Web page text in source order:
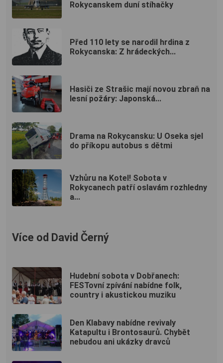
Rokycanskem duní stíhačky
Před 110 lety se narodil hrdina z
Rokycanska: Z hrádeckých...
Hasiči ze Strašic mají novou zbraň na
lesní požáry: Japonská...
Drama na Rokycansku: U Oseka sjel
do příkopu autobus s dětmi
Vzhůru na Kotel! Sobota v
Rokycanech patří oslavám rozhledny
a...
Více od David Černý
Hudební sobota v Dobřanech:
FESTovní zpívání nabídne folk,
country i akustickou muziku
Den Klabavy nabídne revivaly
Katapultu i Brontosaurů. Chybět
nebudou ani ukázky dravců